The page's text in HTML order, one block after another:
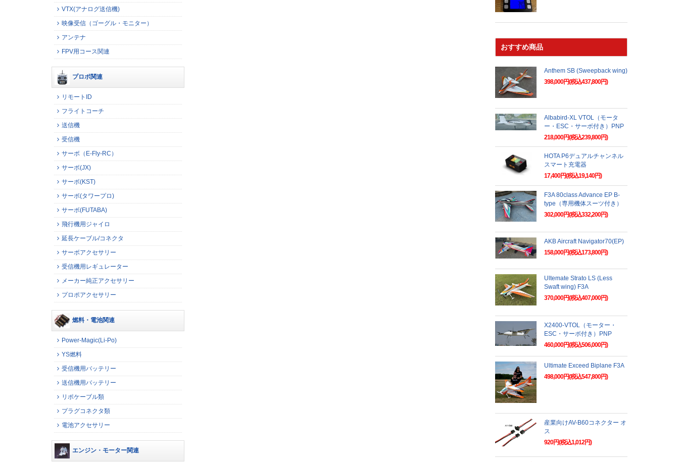
VTX(アナログ送信機)
映像受信（ゴーグル・モニター）
アンテナ
FPV用コース関連
プロポ関連
リモートID
フライトコーチ
送信機
受信機
サーボ（E-Fly-RC）
サーボ(JX)
サーボ(KST)
サーボ(タワープロ)
サーボ(FUTABA)
飛行機用ジャイロ
延長ケーブル/コネクタ
サーボアクセサリー
受信機用レギュレーター
メーカー純正アクセサリー
プロポアクセサリー
燃料・電池関連
Power-Magic(Li-Po)
YS燃料
受信機用バッテリー
送信機用バッテリー
リポケーブル類
プラグコネクタ類
電池アクセサリー
エンジン・モーター関連
おすすめ商品
Anthem SB (Sweepback wing)
398,000円(税込437,800円)
Albabird-XL VTOL（モータ
ー・ESC・サーボ付き）PNP
218,000円(税込239,800円)
HOTA P6デュアルチャンネル
スマート充電器
17,400円(税込19,140円)
F3A 80class Advance EP B-
type（専用機体スーツ付き）
302,000円(税込332,200円)
AKB Aircraft Navigator70(EP)
158,000円(税込173,800円)
Ultemate Strato LS (Less
Swaft wing) F3A
370,000円(税込407,000円)
X2400-VTOL（モーター・
ESC・サーボ付き）PNP
460,000円(税込506,000円)
Ultimate Exceed Biplane F3A
498,000円(税込547,800円)
産業向けAV-B60コネクター オ
ス
920円(税込1,012円)